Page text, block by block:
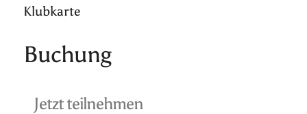
Klubkarte
Buchung
Jetzt teilnehmen